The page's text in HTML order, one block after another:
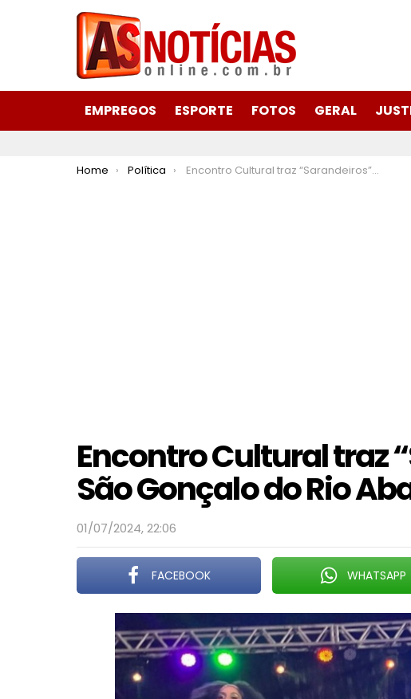
EMPREGOS ESPORTE FOTOS GERAL
You are here:
Home Política Encontro Cultural traz “Sarandeiros” a São Gonçalo do Rio Abaixo
Encontro Cultural traz
São Gonçalo do Rio
01/07/2024, 22:06
FACEBOOK WHATSAPP